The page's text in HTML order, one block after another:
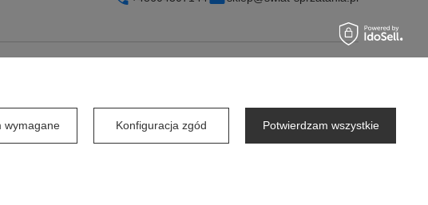
O firmie
wymagane Konfiguracja zgód Potwierdzam wszystkie